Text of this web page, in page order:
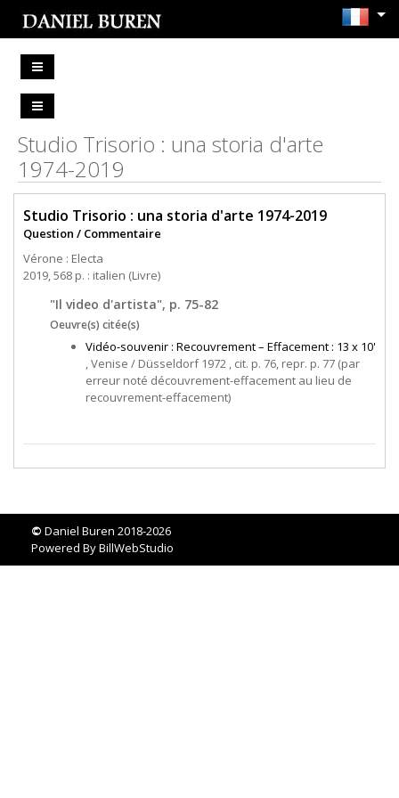
Studio Trisorio : una storia d'arte
1974-2019
Studio Trisorio : una storia d'arte 1974-2019
Question / Commentaire
Vérone : Electa
2019, 568 p. : italien (Livre)
"Il video d'artista", p. 75-82
Oeuvre(s) citée(s)
Vidéo-souvenir : Recouvrement – Effacement : 13 x 10'
, Venise / Düsseldorf 1972 , cit. p. 76, repr. p. 77 (par
erreur noté découvrement-effacement au lieu de
recouvrement-effacement)
© Daniel Buren 2018-2026
Powered ByBillWebStudio